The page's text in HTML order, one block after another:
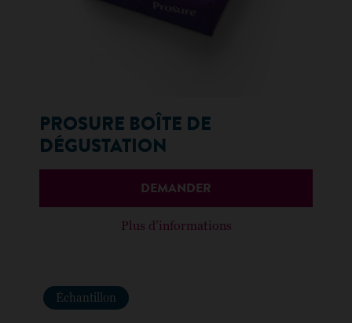
PROSURE BOÎTE DE
DÉGUSTATION
DEMANDER
Plus d’informations
Échantillon